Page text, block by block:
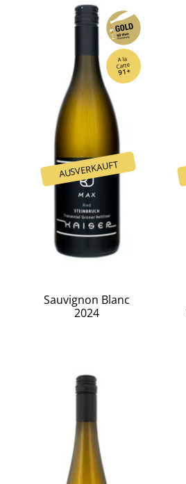
A la
Carte
91+
Sauvignon Blanc
2024